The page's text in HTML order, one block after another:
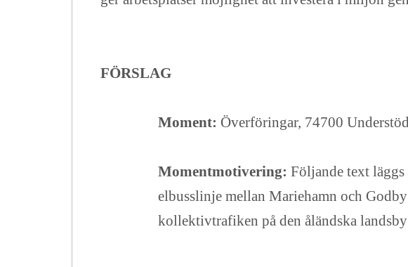
FÖRSLAG
Moment: Överföringar, 74700
Momentmotivering: Följande text
elbusslinje mellan Mariehamn och
kollektivtrafiken på den åländska